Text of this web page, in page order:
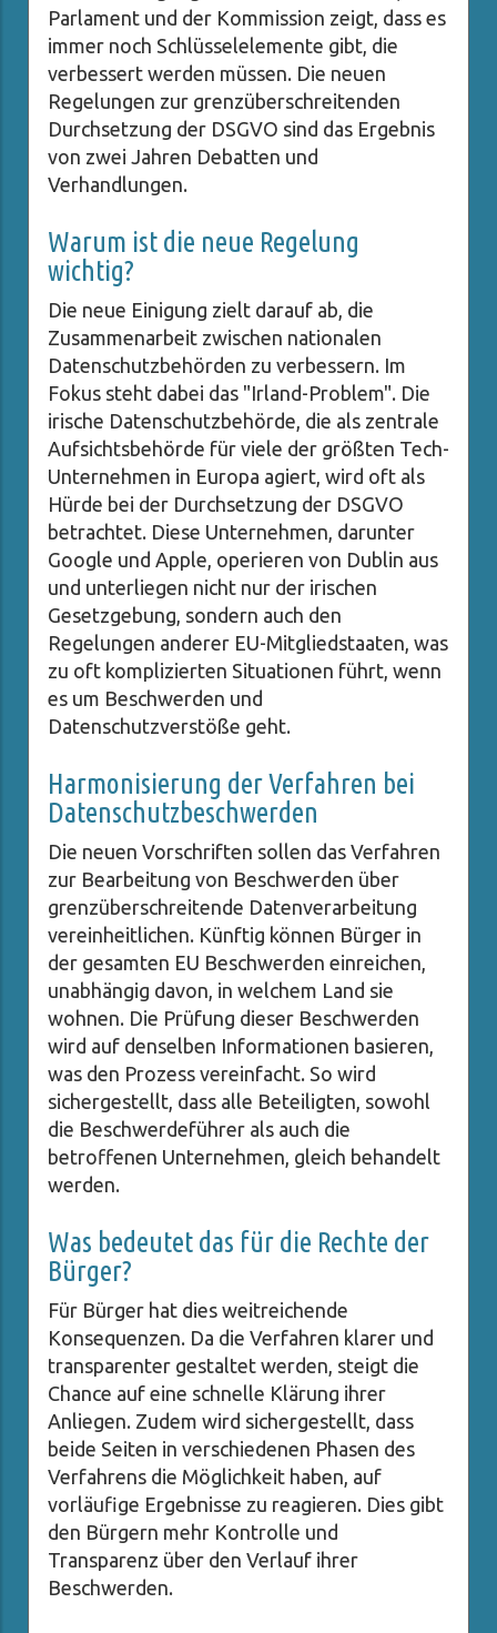
Parlament und der Kommission zeigt, dass es
immer noch Schlüsselelemente gibt, die
verbessert werden müssen. Die neuen
Regelungen zur grenzüberschreitenden
Durchsetzung der DSGVO sind das Ergebnis
von zwei Jahren Debatten und
Verhandlungen.
Warum ist die neue Regelung
wichtig?
Die neue Einigung zielt darauf ab, die
Zusammenarbeit zwischen nationalen
Datenschutzbehörden zu verbessern. Im
Fokus steht dabei das "Irland-Problem". Die
irische Datenschutzbehörde, die als zentrale
Aufsichtsbehörde für viele der größten Tech-
Unternehmen in Europa agiert, wird oft als
Hürde bei der Durchsetzung der DSGVO
betrachtet. Diese Unternehmen, darunter
Google und Apple, operieren von Dublin aus
und unterliegen nicht nur der irischen
Gesetzgebung, sondern auch den
Regelungen anderer EU-Mitgliedstaaten, was
zu oft komplizierten Situationen führt, wenn
es um Beschwerden und
Datenschutzverstöße geht.
Harmonisierung der Verfahren bei
Datenschutzbeschwerden
Die neuen Vorschriften sollen das Verfahren
zur Bearbeitung von Beschwerden über
grenzüberschreitende Datenverarbeitung
vereinheitlichen. Künftig können Bürger in
der gesamten EU Beschwerden einreichen,
unabhängig davon, in welchem Land sie
wohnen. Die Prüfung dieser Beschwerden
wird auf denselben Informationen basieren,
was den Prozess vereinfacht. So wird
sichergestellt, dass alle Beteiligten, sowohl
die Beschwerdeführer als auch die
betroffenen Unternehmen, gleich behandelt
werden.
Was bedeutet das für die Rechte der
Bürger?
Für Bürger hat dies weitreichende
Konsequenzen. Da die Verfahren klarer und
transparenter gestaltet werden, steigt die
Chance auf eine schnelle Klärung ihrer
Anliegen. Zudem wird sichergestellt, dass
beide Seiten in verschiedenen Phasen des
Verfahrens die Möglichkeit haben, auf
vorläufige Ergebnisse zu reagieren. Dies gibt
den Bürgern mehr Kontrolle und
Transparenz über den Verlauf ihrer
Beschwerden.